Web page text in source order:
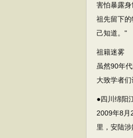
害怕暴露
祖先留下
己知道。"
祖籍迷雾
虽然90年
大致学者
●四川绵阳
2009年8月
里，安陆涉